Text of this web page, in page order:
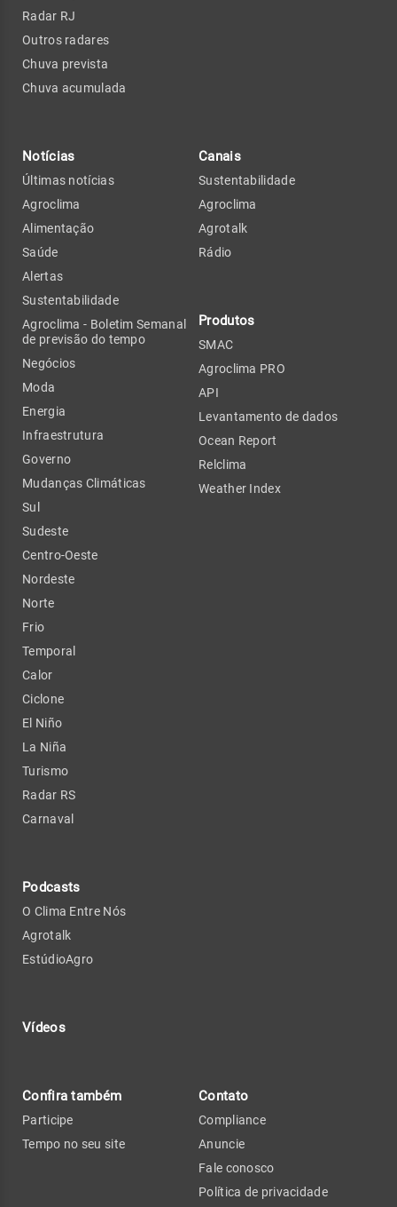
Radar RJ
Outros radares
Chuva prevista
Chuva acumulada
Notícias
Últimas notícias
Agroclima
Alimentação
Saúde
Alertas
Sustentabilidade
Agroclima - Boletim Semanal
de previsão do tempo
Negócios
Moda
Energia
Infraestrutura
Governo
Mudanças Climáticas
Sul
Sudeste
Centro-Oeste
Nordeste
Norte
Frio
Temporal
Calor
Ciclone
El Niño
La Niña
Turismo
Radar RS
Carnaval
Podcasts
O Clima Entre Nós
Agrotalk
EstúdioAgro
Vídeos
Canais
Sustentabilidade
Agroclima
Agrotalk
Rádio
Produtos
SMAC
Agroclima PRO
API
Levantamento de dados
Ocean Report
Relclima
Weather Index
Confira também
Participe
Tempo no seu site
Contato
Compliance
Anuncie
Fale conosco
Política de privacidade